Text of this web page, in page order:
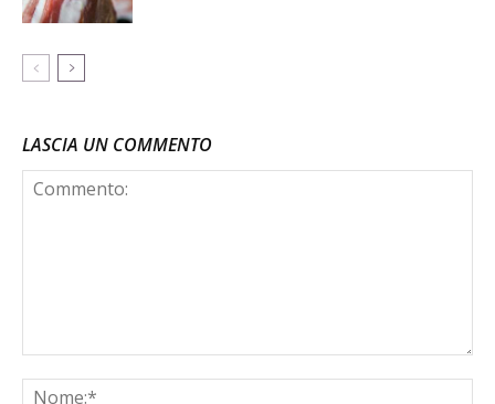
LASCIA UN COMMENTO